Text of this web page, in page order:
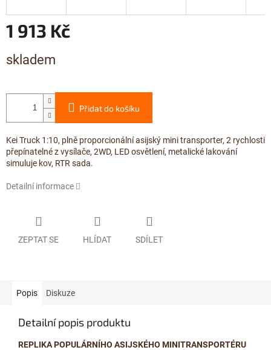
1 913 Kč
cena:
skladem
Přidat do košíku
Kei Truck 1:10, plně proporcionální asijský mini transporter, 2 rychlosti
přepínatelné z vysílače, 2WD, LED osvětlení, metalické lakování
simuluje kov, RTR sada.
Detailní informace
ZEPTAT SE HLÍDAT SDÍLET
Popis Diskuze
Detailní popis produktu
REPLIKA POPULÁRNÍHO ASIJSKÉHO MINITRANSPORTÉRU